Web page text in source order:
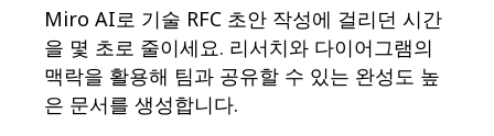
Miro AI로 기술 RFC 초안 작성에 걸리던 시간
을 몇 초로 줄이세요. 리서치와 다이어그램의
맥락을 활용해 팀과 공유할 수 있는 완성도 높
은 문서를 생성합니다.